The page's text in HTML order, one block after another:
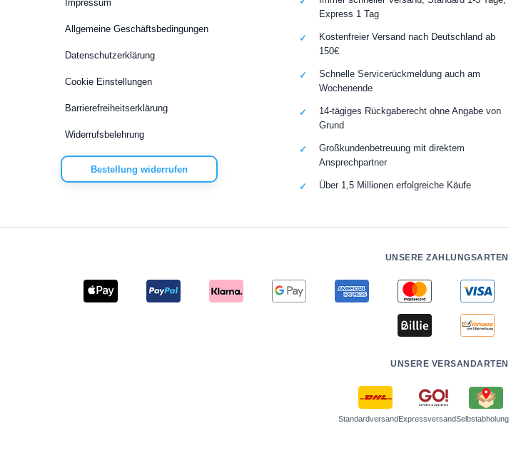
Impressum
Allgemeine Geschäftsbedingungen
Datenschutzerklärung
Cookie Einstellungen
Barrierefreiheitserklärung
Widerrufsbelehrung
Bestellung widerrufen
Express 1 Tag
Kostenfreier Versand nach Deutschland ab
150€
Schnelle Servicerückmeldung auch am
Wochenende
14-tägiges Rückgaberecht ohne Angabe von
Grund
Großkundenbetreuung mit direktem
Ansprechpartner
Über 1,5 Millionen erfolgreiche Käufe
UNSERE ZAHLUNGSARTEN
UNSERE VERSANDARTEN
StandardversandExpressversandSelbstabholung